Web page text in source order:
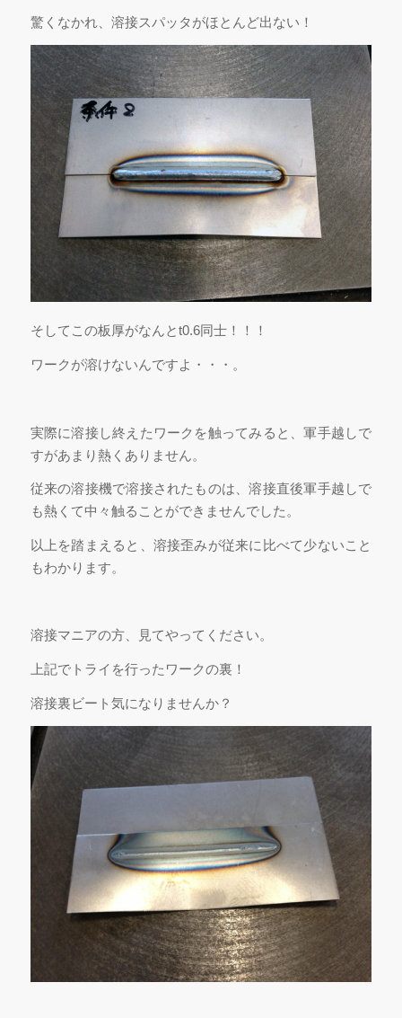
驚くなかれ、溶接スパッタがほとんど出ない！
そしてこの板厚がなんとt0.6同士！！！
ワークが溶けないんですよ・・・。
実際に溶接し終えたワークを触ってみると、軍手越しで
すがあまり熱くありません。
従来の溶接機で溶接されたものは、溶接直後軍手越しで
も熱くて中々触ることができませんでした。
以上を踏まえると、溶接歪みが従来に比べて少ないこと
もわかります。
溶接マニアの方、見てやってください。
上記でトライを行ったワークの裏！
溶接裏ビート気になりませんか？